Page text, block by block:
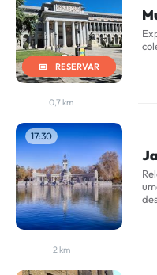
RESERVAR
0,7 km
17:30
2 km